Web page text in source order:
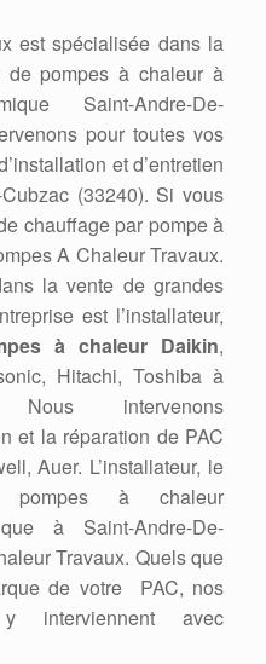
est spécialisée dans la
de pompes à chaleur à
Saint-Andre-De-
pour toutes vos
et d’entretien
(33240). Si vous
chauffage par pompe à
A Chaleur Travaux.
la vente de grandes
est l’installateur,
à chaleur Daikin,
Hitachi, Toshiba à
Nous intervenons
et la réparation de PAC
Auer. L’installateur, le
pompes à chaleur
à Saint-Andre-De-
Travaux. Quels que
de votre PAC, nos
interviennent avec